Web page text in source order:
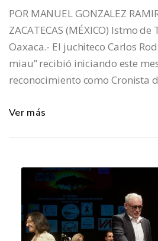
POR MANUEL GONZALEZ
ZACATECAS (MÉXICO) Istmo
Oaxaca.- El juchiteco Carlos
miau” recibió iniciando este
reconocimiento como Cronista
Ver más